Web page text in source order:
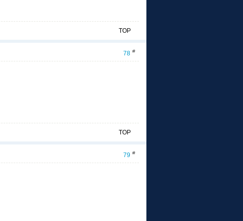
TOP
78 #
TOP
79 #